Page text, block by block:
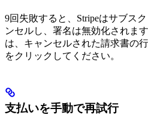
9回失敗すると、Stripeはサブス
ンセルし、署名は無効化されま
は、キャンセルされた請求書の
をクリックしてください。
支払いを手動で再試行